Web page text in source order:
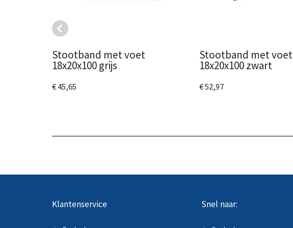
Stootband met voet
18x20x100 grijs
€ 45,65
Stootband met voet
18x20x100 zwart
€ 52,97
Klantenservice Snel naar: